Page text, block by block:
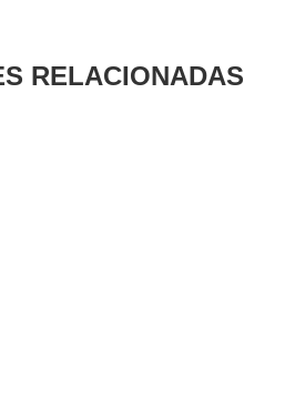
RELACIONADAS